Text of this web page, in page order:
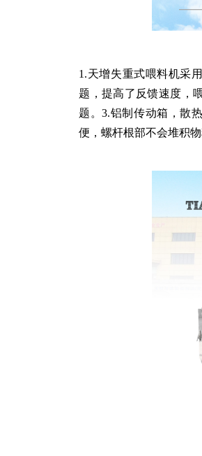
1.天增失重式喂料机采
题，提高了反馈速度，
题。3.铝制传动箱，散
便，螺杆根部不会堆积物